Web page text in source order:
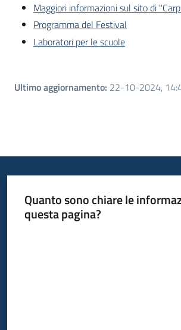
Maggiori informazioni sul sito di
Programma del Festival
Laboratori per le scuole
Ultimo aggiornamento: 22-10-2024,
Quanto sono chiare le
questa pagina?